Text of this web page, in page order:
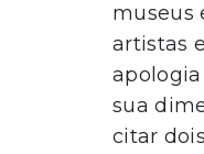
museus
artistas
sua
citar